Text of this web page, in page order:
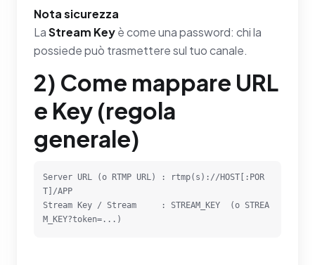
Nota sicurezza
LaStream Keyè come una password: chi la
possiede può trasmettere sul tuo canale.
2) Come mappare URL
e Key (regola
generale)
Server URL (o RTMP URL) : rtmp(s)://HOST[:POR
T]/APP
Stream Key / Stream     : STREAM_KEY  (o STREA
M_KEY?token=...)